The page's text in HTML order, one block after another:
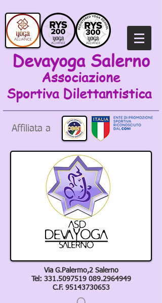
Devayoga Salerno
Associazione
Sportiva Dilettantistica
Affiliata a
Via G.Palermo,2 Salerno
Tel: 331.5097519 089.2964949
C.F. 95143730653